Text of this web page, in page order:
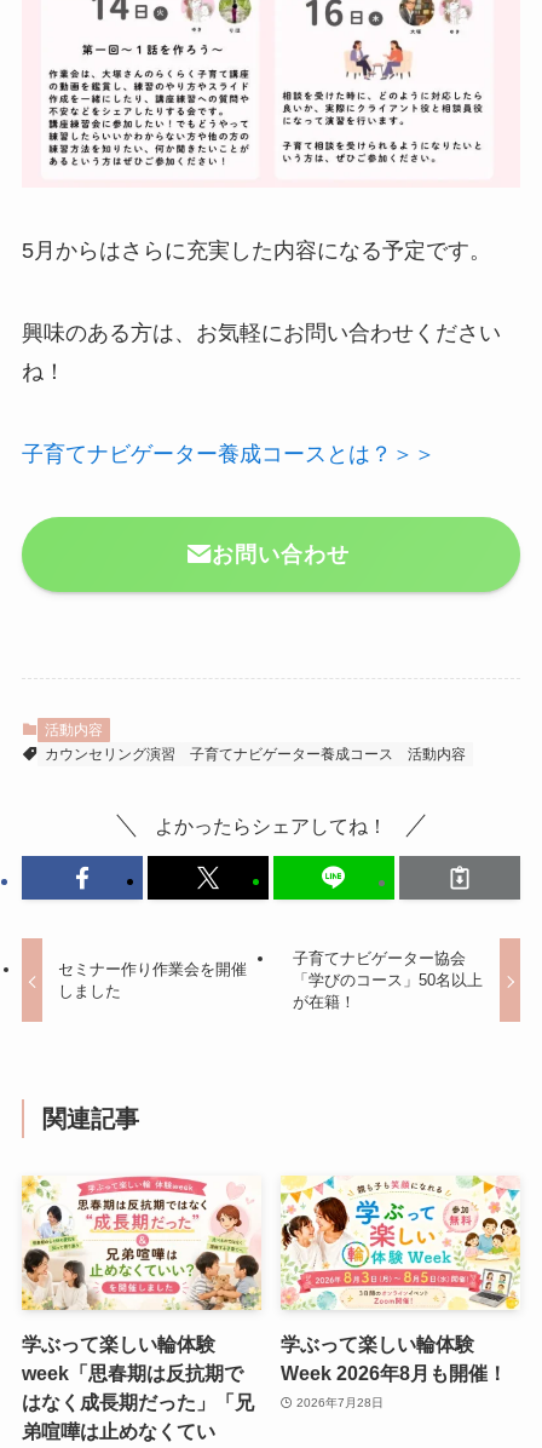
5月からはさらに充実した内容になる予定です。
興味のある方は、お気軽にお問い合わせください
ね！
子育てナビゲーター養成コースとは？＞＞
お問い合わせ
活動内容
カウンセリング演習
子育てナビゲーター養成コース 活動内容
よかったらシェアしてね！
セミナー作り作業会を開催
しました
子育てナビゲーター協会
「学びのコース」50名以上
が在籍！
関連記事
学ぶって楽しい輪体験
week「思春期は反抗期で
はなく成長期だった」「兄
弟喧嘩は止めなくてい
学ぶって楽しい輪体験
Week 2026年8月も開催！
2026年7月28日